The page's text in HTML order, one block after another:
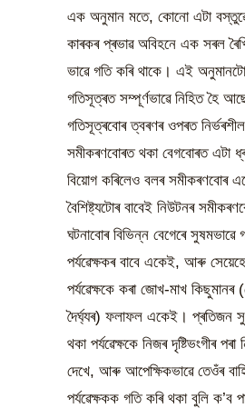
এক অনুমান মতে, কোনো এটা
কাৰকৰ প্ৰভাৱ অবিহনে এক সৰল
ভাৱে গতি কৰি থাকে। এই
গতিসূত্ৰত সম্পূৰ্ণভাৱে নিহিত হৈ
গতিসূত্ৰবোৰ ত্বৰণৰ ওপৰত
সমীকৰণবোৰত থকা বেগবোৰত এটা
বিয়োগ কৰিলেও বলৰ সমীকৰণবোৰ
বৈশিষ্ট্যটোৰ বাবেই নিউটনৰ
ঘটনাবোৰ বিভিন্ন বেগেৰে সুষমভাৱে
পৰ্যৱেক্ষকৰ বাবে একেই, আৰু
পৰ্যৱেক্ষকে কৰা জোখ-মাখ
দৈৰ্ঘ্যৰ) ফলাফল একেই। প্ৰতিজন
থকা পৰ্যৱেক্ষকে নিজৰ দৃষ্টিভংগীৰ
দেখে, আৰু আপেক্ষিকভাৱে তেওঁৰ
পৰ্যৱেক্ষকক গতি কৰি থকা বুলি ক’ব